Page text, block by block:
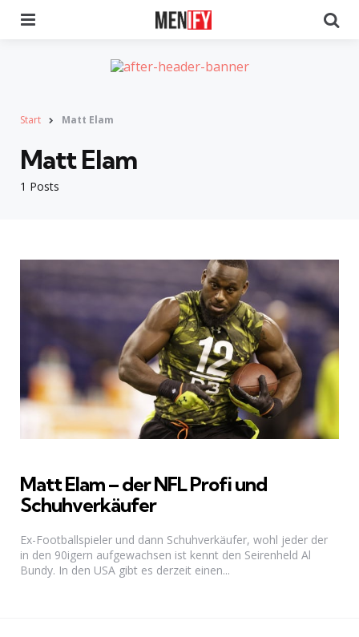
Start Matt Elam
1 Posts
Matt Elam
Matt Elam – der NFL Profi und
Schuhverkäufer
Ex-Footballspieler und dann Schuhverkäufer, wohl jeder der
in den 90igern aufgewachsen ist kennt den Seirenheld Al
Bundy. In den USA gibt es derzeit einen...